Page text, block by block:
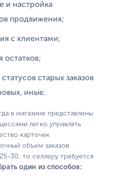
и настройка
продвижения;
с клиентами;
остатков;
старых заказов
иные.
в магазине представлены
легко управлять
карточек
объем заказов
30, то селлеру требуется
один из способов: